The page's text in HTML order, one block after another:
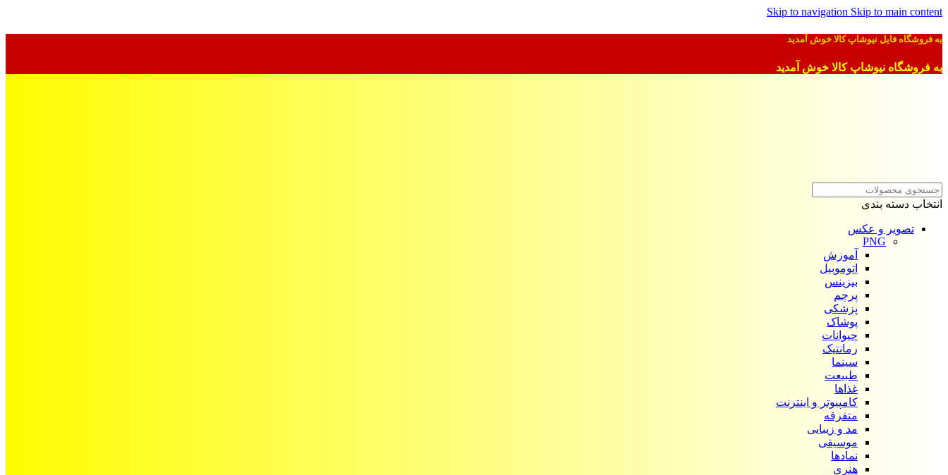
Skip to navigation Skip to main content
به فروشگاه فایل نیوشاپ کالا خوش آمدید
به فروشگاه نیوشاپ کالا خوش آمدید
انتخاب دسته بندی
تصویر و عکس
PNG
آموزش
اتوموبیل
بیزینس
پرچم
پزشکی
پوشاک
حیوانات
رمانتیک
سینما
طبیعت
غذاها
کامپیوتر و اینترنت
متفرقه
مد و زیبایی
موسیقی
نمادها
هنری